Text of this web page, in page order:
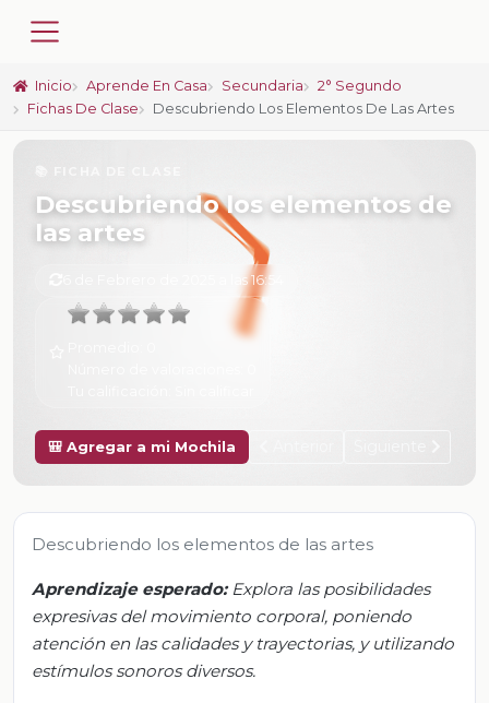
Inicio Aprende En Casa Secundaria
2° Segundo
Fichas De Clase
Descubriendo Los Elementos De Las Artes
Descubriendo los elementos de
las artes
6 de Febrero de 2025 a las 16:54
🎒 Agregar a mi Mochila
Descubriendo los elementos de las artes
Aprendizaje esperado:Explora las posibilidades
expresivas del movimiento corporal, poniendo
atención en las calidades y trayectorias, y utilizando
estímulos sonoros diversos.